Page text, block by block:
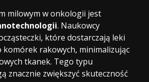
milowym w onkologii jest
. Naukowcy
które dostarczają leki
komórek rakowych, minimalizując
tkanek. Tego typu
znacznie zwiększyć skuteczność